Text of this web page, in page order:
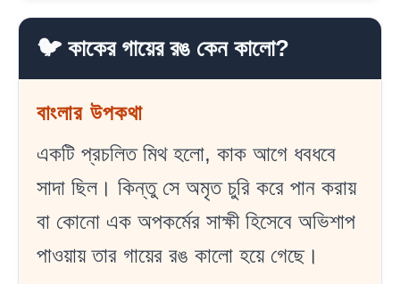
🐦 কাকের গায়ের রঙ কেন কালো?
বাংলার উপকথা
একটি প্রচলিত মিথ হলো, কাক আগে ধবধবে
সাদা ছিল। কিন্তু সে অমৃত চুরি করে পান করায়
বা কোনো এক অপকর্মের সাক্ষী হিসেবে অভিশাপ
পাওয়ায় তার গায়ের রঙ কালো হয়ে গেছে।